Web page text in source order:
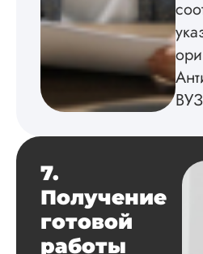
7.
Получение
готовой
работы